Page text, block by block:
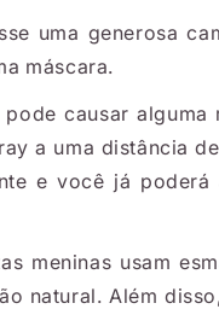
uma generosa
máscara.
causar alguma
a uma distância
e você já poderá
meninas usam
natural. Além